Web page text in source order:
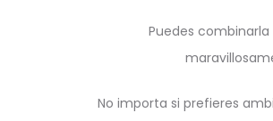
Puedes
No importa si prefieres